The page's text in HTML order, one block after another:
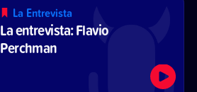
La Entrevista
La entrevista: Flavio
Perchman